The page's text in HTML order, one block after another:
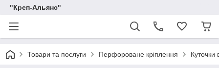
"Креп-Альянс"
Товари та послуги Перфороване кріплення Куточки